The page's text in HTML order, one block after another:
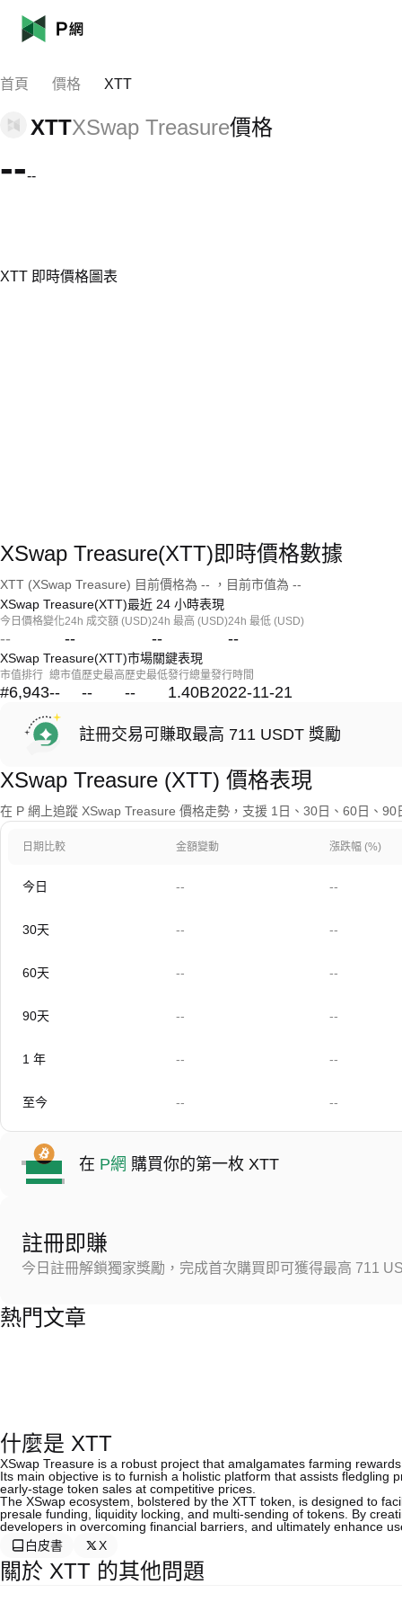
首頁 價格 XTT
XTTXSwap Treasure價格
----
XTT 即時價格圖表
XSwap Treasure(XTT)即時價格數據
XTT (XSwap Treasure) 目前價格為 -- ，目前市值為 --
XSwap Treasure(XTT)最近 24 小時表現
今日價格變化
--
24h 成交額 (USD)
--
24h 最高 (USD)
--
24h 最低 (USD)
--
XSwap Treasure(XTT)市場關鍵表現
市值排行
#6,943
總市值
--
歷史最高
--
歷史最低
--
發行總量
1.40B
發行時間
2022-11-21
註冊交易可賺取最高 711 USDT 獎勵
XSwap Treasure (XTT) 價格表現
在 P 網上追蹤 XSwap Treasure 價格走勢，支援 1日、30日、60日、90
日期比較 金額變動 漲跌幅 (%)
今日 -- --
30天 -- --
60天 -- --
90天 -- --
1 年 -- --
至今 -- --
在 P網 購買你的第一枚 XTT
註冊即賺
今日註冊解鎖獨家獎勵，完成首次購買即可獲得最高 711
熱門文章
什麼是 XTT
XSwap Treasure is a robust project that amalgamates farming
Its main objective is to furnish a holistic platform that assists fledgling
early-stage token sales at competitive prices.
The XSwap ecosystem, bolstered by the XTT token, is designed to
presale funding, liquidity locking, and multi-sending of tokens. By
developers in overcoming financial barriers, and ultimately enhance
白皮書
X
關於 XTT 的其他問題